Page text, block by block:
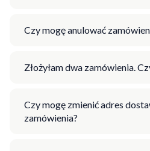
Czy mogę anulować
Złożyłam dwa zamówienia.
Czy mogę zmienić adres
zamówienia?